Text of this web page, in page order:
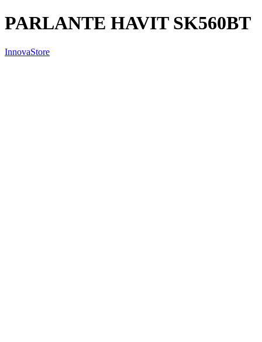
PARLANTE HAVIT SK560BT
InnovaStore